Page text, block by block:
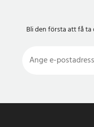
Bli den första att få